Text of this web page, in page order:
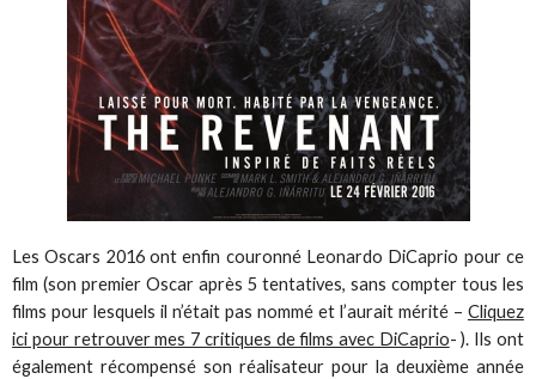
Les Oscars 2016 ont enfin couronné Leonardo DiCaprio pour ce
film (son premier Oscar après 5 tentatives, sans compter tous les
films pour lesquels il n’était pas nommé et l’aurait mérité – Cliquez
ici pour retrouver mes 7 critiques de films avec DiCaprio- ). Ils ont
également récompensé son réalisateur pour la deuxième année